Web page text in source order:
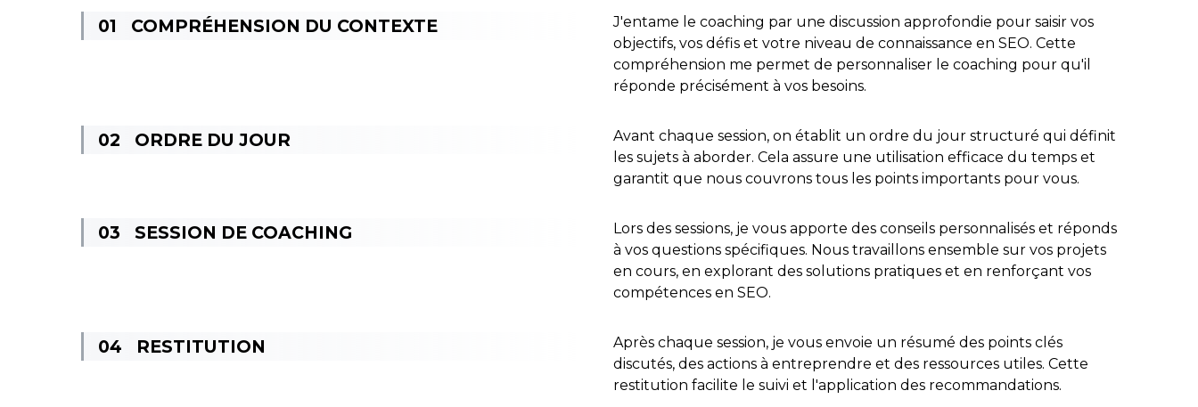
COMPRÉHENSION DU CONTEXTE
J'entame le coaching par une discussion approfondie pour saisir vos
objectifs, vos défis et votre niveau de connaissance en SEO. Cette
compréhension me permet de personnaliser le coaching pour qu'il
réponde précisément à vos besoins.
ORDRE DU JOUR
Avant chaque session, on établit un ordre du jour structuré qui définit
les sujets à aborder. Cela assure une utilisation efficace du temps et
garantit que nous couvrons tous les points importants pour vous.
SESSION DE COACHING
Lors des sessions, je vous apporte des conseils personnalisés et réponds
à vos questions spécifiques. Nous travaillons ensemble sur vos projets
en cours, en explorant des solutions pratiques et en renforçant vos
compétences en SEO.
RESTITUTION
Après chaque session, je vous envoie un résumé des points clés
discutés, des actions à entreprendre et des ressources utiles. Cette
restitution facilite le suivi et l'application des recommandations.